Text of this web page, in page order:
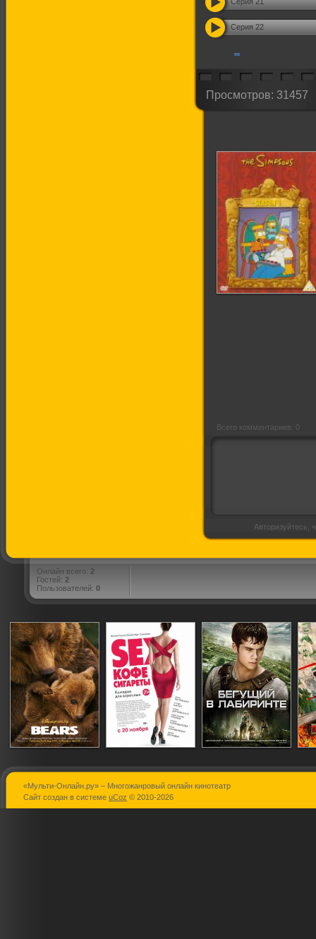
Серия 22
Просмотров: 31457
Всего комментариев: 0
Авторизуйтесь,
Онлайн всего: 2
Гостей: 2
Пользователей: 0
Медведи
Sex, кофе,
«Мульти-Онлайн.ру» – Многожанровый онлайн кинотеатр
Сайт создан в системе uCoz © 2010-2026